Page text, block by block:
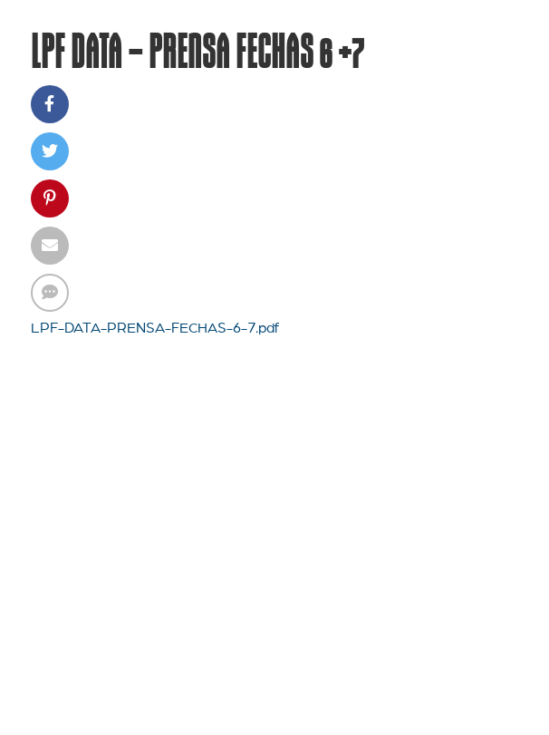
LPF DATA – PRENSA FECHAS 6 +7
LPF-DATA-PRENSA-FECHAS-6-7.pdf